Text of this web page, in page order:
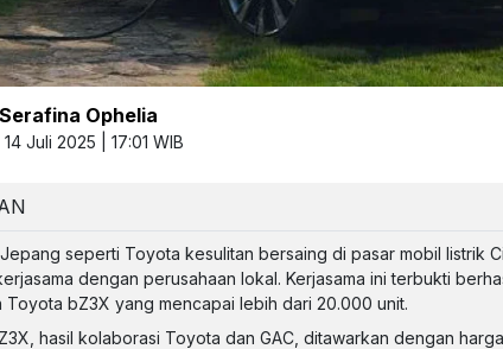
Serafina Ophelia
Juli 2025 | 17:01 WIB
seperti Toyota kesulitan bersaing di pasar mobil listrik
dengan perusahaan lokal. Kerjasama ini terbukti
Toyota bZ3X yang mencapai lebih dari 20.000 unit.
hasil kolaborasi Toyota dan GAC, ditawarkan dengan